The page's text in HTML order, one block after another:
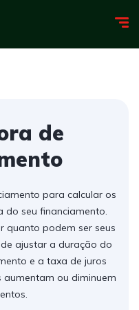
de
para calcular os
seu financiamento.
quanto podem ser seus
ajustar a duração do
e a taxa de juros
ou diminuem